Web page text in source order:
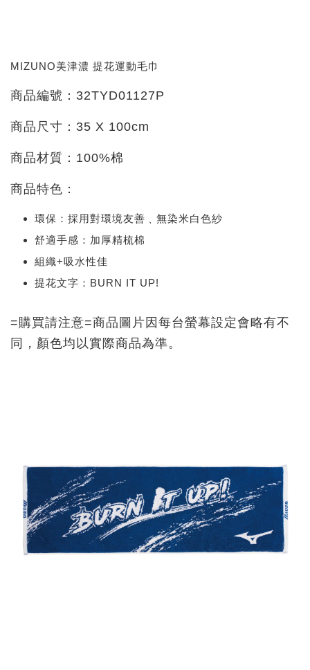
MIZUNO美津濃 提花運動毛巾
商品編號：32TYD01127P
商品尺寸：35 X 100cm
商品材質：100%棉
商品特色：
環保：採用對環境友善﹑無染米白色紗
舒適手感：加厚精梳棉
組織+吸水性佳
提花文字：BURN IT UP!
=購買請注意=商品圖片因每台螢幕設定會略有不
同，顏色均以實際商品為準。